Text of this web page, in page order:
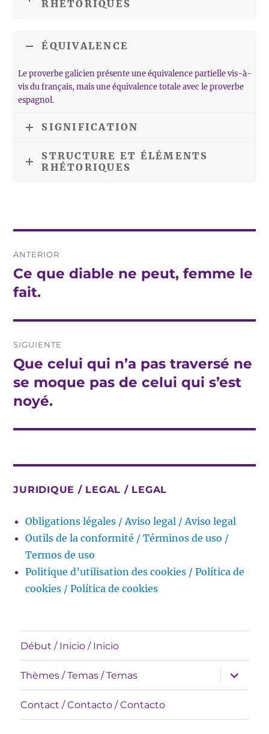
RHÉTORIQUES
ÉQUIVALENCE
Le proverbe galicien présente une équivalence partielle vis-à-
vis du français, mais une équivalence totale avec le proverbe
espagnol.
SIGNIFICATION
STRUCTURE ET ÉLÉMENTS
RHÉTORIQUES
de
entradas
ANTERIOR
Entrada
anterior:
Ce que diable ne peut, femme le
fait.
SIGUIENTE
Entrada
siguiente:
Que celui qui n’a pas traversé ne
se moque pas de celui qui s’est
noyé.
JURIDIQUE / LEGAL / LEGAL
Obligations légales / Aviso legal / Aviso legal
Outils de la conformité / Términos de uso /
Termos de uso
Politique d’utilisation des cookies / Política de
cookies / Política de cookies
Début / Inicio / Inicio
Thèmes / Temas / Temas
expande
el
menú
Contact / Contacto / Contacto